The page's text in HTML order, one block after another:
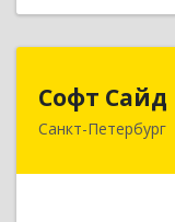
Софт Сайд
Санкт-Петербург
190020,